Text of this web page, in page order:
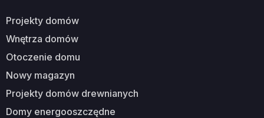
Projekty domów
Wnętrza domów
Otoczenie domu
Nowy magazyn
Projekty domów drewnianych
Domy energooszczędne